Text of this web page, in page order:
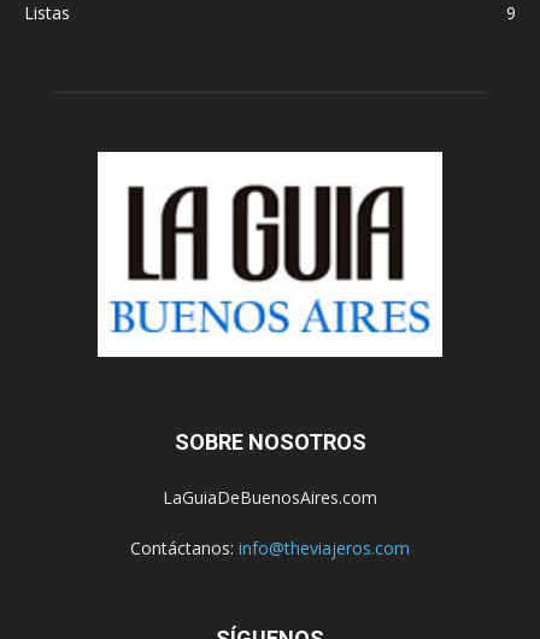
Listas
9
SOBRE NOSOTROS
LaGuiaDeBuenosAires.com
Contáctanos: info@theviajeros.com